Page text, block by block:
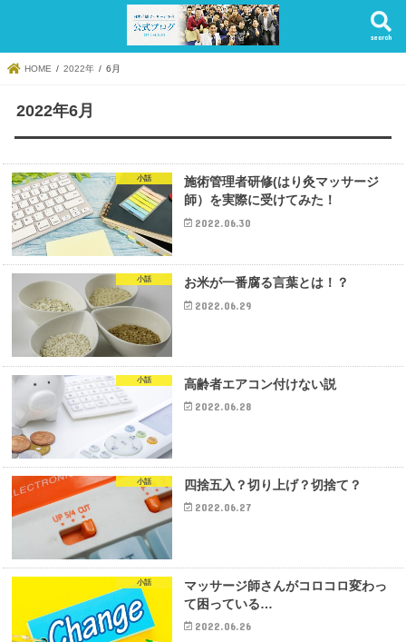
search
HOME 2022年 6月
2022年6月
小話
施術管理者研修(はり灸マッサージ
師）を実際に受けてみた！
2022.06.30
小話 お米が一番腐る言葉とは！？
2022.06.29
小話 高齢者エアコン付けない説
2022.06.28
小話 四捨五入？切り上げ？切捨て？
2022.06.27
小話
マッサージ師さんがコロコロ変わっ
て困っている…
2022.06.26